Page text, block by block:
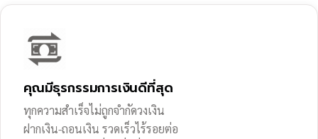
คุณมีธุรกรรมการเงินดีที่สุด
ทุกความสำเร็จไม่ถูกจำกัดวงเงิน
ฝากเงิน-ถอนเงิน รวดเร็วไร้รอยต่อ